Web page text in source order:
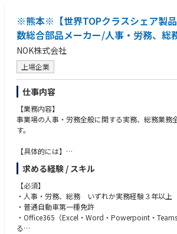
※熊本※【世界TOPクラスシェア製
数総合部品メーカー/人事・労務、総
NOK株式会社
上場企業
仕事内容
【業務内容】
事業場の人事・労務全般に関する実務、総務業務
す。
【具体的には】
◆人事関係諸制度の運用に関する業務
◆労使関係・採用・福利厚生等に関する業務
◆子会社の人事労務関連業務の指導・支援業務
◆給与・賞与計算業務、社会保険・労働保険手続き
◆総務（寮・社宅・社内給食施設の施設管理等）
◆社内外各種イベントの企画・運営
求める経験 / スキル
【必須】
・人事・労務、総務 いずれか実務経験３年以上
・普通自動車第一種免許
・Office365（Excel・Word・Powerpoint・
る